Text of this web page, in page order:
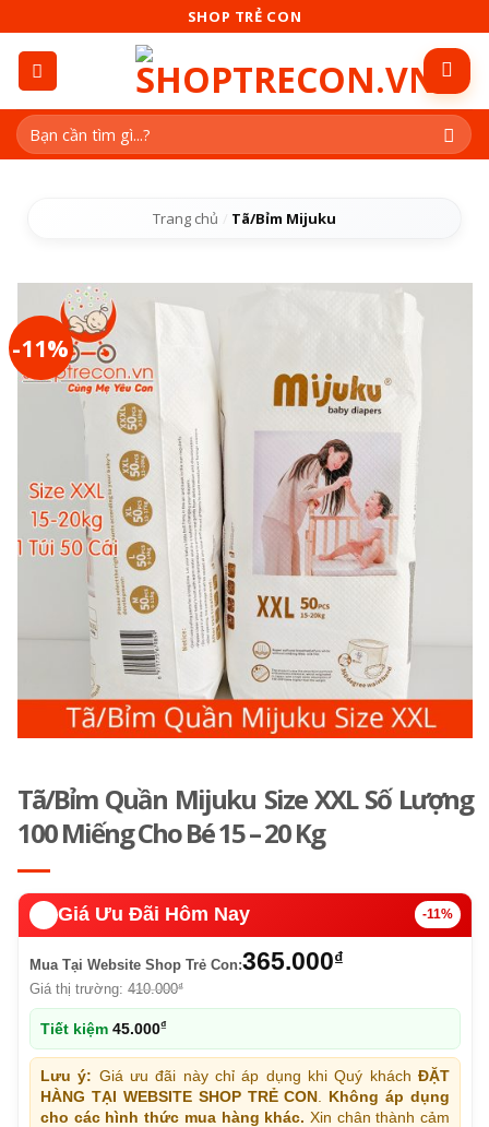
content
SHOP TRẺ CON
Tìm
kiếm:
Trang chủ Tã/Bỉm Mijuku
-11%
Tã/Bỉm Quần Mijuku Size XXL Số Lượng
100 Miếng Cho Bé 15 – 20 Kg
Giá Ưu Đãi Hôm Nay -11%
Mua Tại Website Shop Trẻ Con:365.000₫
Giá thị trường: 410.000₫
Tiết kiệm 45.000₫
Lưu ý: Giá ưu đãi này chỉ áp dụng khi Quý kháchĐẶT
HÀNG TẠI WEBSITE SHOP TRẺ CON
Không áp dụng
cho các hình thức mua hàng khác. Xin chân thành cảm